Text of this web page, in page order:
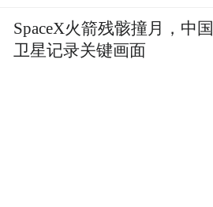
SpaceX火箭残骸撞月，中国
卫星记录关键画面